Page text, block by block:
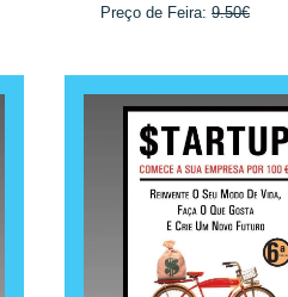
Preço de Feira: 9.50€